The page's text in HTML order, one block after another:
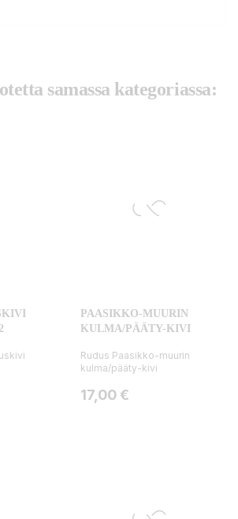
samassa kategoriassa:
PAASIKKO-MUURIN
KULMA/PÄÄTY-KIVI
Rudus Paasikko-muurin
kulma/pääty-kivi
Hinta
17,00 €